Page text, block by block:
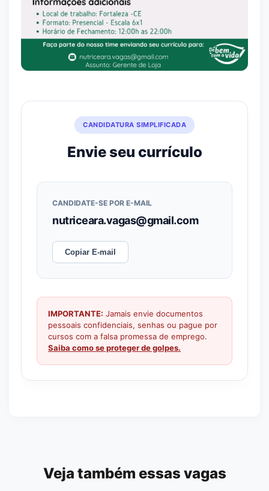
CANDIDATURA SIMPLIFICADA
Envie seu currículo
CANDIDATE-SE POR E-MAIL
nutriceara.vagas@gmail.com
Copiar E-mail
IMPORTANTE: Jamais envie documentos
pessoais confidenciais, senhas ou pague por
cursos com a falsa promessa de emprego.
Saiba como se proteger de golpes.
Veja também essas vagas